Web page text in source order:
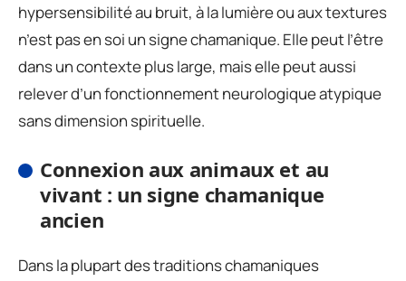
hypersensibilité au bruit, à la lumière ou aux textures
n’est pas en soi un signe chamanique. Elle peut l’être
dans un contexte plus large, mais elle peut aussi
relever d’un fonctionnement neurologique atypique
sans dimension spirituelle.
Connexion aux animaux et au
vivant : un signe chamanique
ancien
Dans la plupart des traditions chamaniques